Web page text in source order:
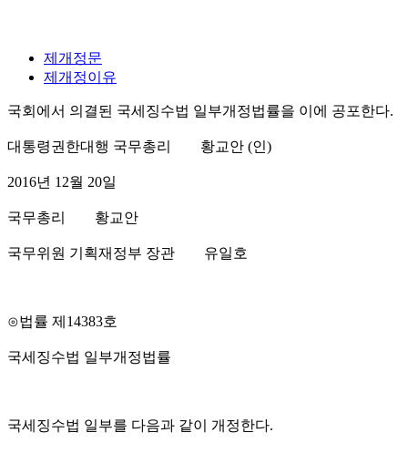
제개정문
제개정이유
국회에서 의결된 국세징수법 일부개정법률을 이에 공포한다.
대통령권한대행 국무총리 황교안 (인)
2016년 12월 20일
국무총리 황교안
국무위원 기획재정부 장관 유일호
⊙법률 제14383호
국세징수법 일부개정법률
국세징수법 일부를 다음과 같이 개정한다.